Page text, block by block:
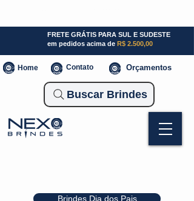
Brindes Dia dos Pais
FRETE GRÁTIS PARA SUL E SUDESTE
em pedidos acima de R$ 2.500,00
Home Contato Orçamentos
Buscar Brindes